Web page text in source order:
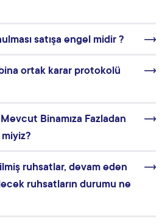
satışa engel midir ?
ortak karar protokolü
Binamıza Fazladan
ruhsatlar, devam eden
ruhsatların durumu ne